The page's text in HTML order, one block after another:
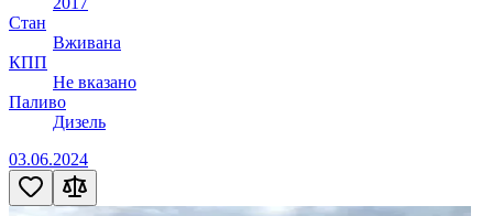
Стан
Вживана
КПП
Не вказано
Паливо
Дизель
03.06.2024